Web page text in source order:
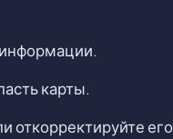
карты.
откорректируйте